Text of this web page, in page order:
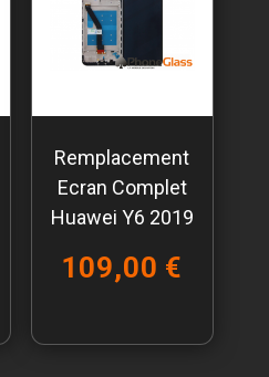
Remplacement
Ecran Complet
Huawei Y6 2019
109,00 €